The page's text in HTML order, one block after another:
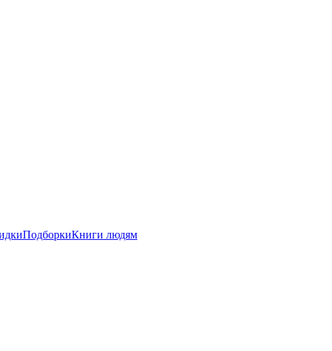
ПодборкиКниги людям